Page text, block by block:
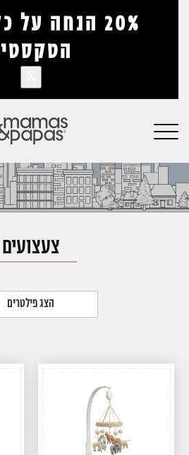
20% הנחה
אין מוצרים
Store
צעצועים
הצג פילטרים